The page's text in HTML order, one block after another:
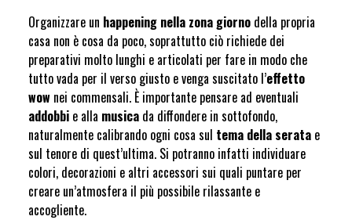
Organizzare un happening nella zona giorno della propria
casa non è cosa da poco, soprattutto ciò richiede dei
preparativi molto lunghi e articolati per fare in modo che
tutto vada per il verso giusto e venga suscitato l’effetto
wow nei commensali. È importante pensare ad eventuali
addobbi e alla musica da diffondere in sottofondo,
naturalmente calibrando ogni cosa sul tema della serata e
sul tenore di quest’ultima. Si potranno infatti individuare
colori, decorazioni e altri accessori sui quali puntare per
creare un’atmosfera il più possibile rilassante e
accogliente.